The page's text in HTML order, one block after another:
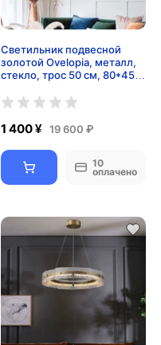
Светильник подвесной
золотой Ovelopia, металл,
стекло, трос 50 см, 80*45
1 400 ¥ 19 600 ₽
10
оплачено